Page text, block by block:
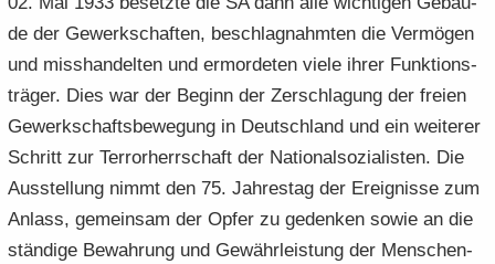
de der Ge­werk­schaf­ten, be­schlag­nahm­ten die Ver­mö­gen
und miss­han­del­ten und er­mor­de­ten viele ihrer Funk­ti­ons­
trä­ger. Dies war der Be­ginn der Zer­schla­gung der frei­en
Ge­werk­schafts­be­we­gung in Deutsch­land und ein wei­te­rer
Schritt zur Ter­ror­herr­schaft der Na­tio­nal­so­zia­lis­ten. Die
Aus­stel­lung nimmt den 75. Jah­res­tag der Er­eig­nis­se zum
An­lass, ge­mein­sam der Opfer zu ge­den­ken sowie an die
stän­di­ge Be­wah­rung und Ge­währ­leis­tung der Men­schen­